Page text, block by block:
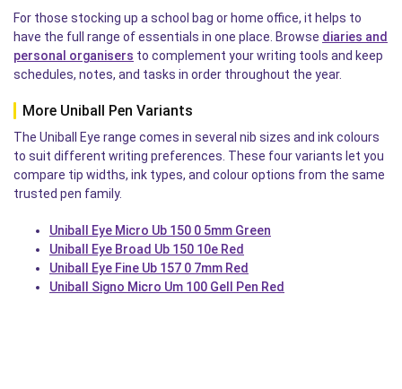
For those stocking up a school bag or home office, it helps to
have the full range of essentials in one place. Browse diaries and
personal organisers to complement your writing tools and keep
schedules, notes, and tasks in order throughout the year.
More Uniball Pen Variants
The Uniball Eye range comes in several nib sizes and ink colours
to suit different writing preferences. These four variants let you
compare tip widths, ink types, and colour options from the same
trusted pen family.
Uniball Eye Micro Ub 150 0 5mm Green
Uniball Eye Broad Ub 150 10e Red
Uniball Eye Fine Ub 157 0 7mm Red
Uniball Signo Micro Um 100 Gell Pen Red